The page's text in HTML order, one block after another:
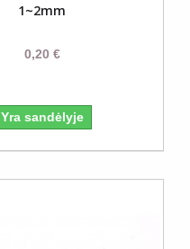
1~2mm
0,20 €
Yra sandėlyje